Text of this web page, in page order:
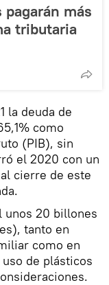
más
tributaria
la deuda de
como
(PIB), sin
el 2020 con un
cierre de este
unos 20 billones
tanto en
como en
de plásticos